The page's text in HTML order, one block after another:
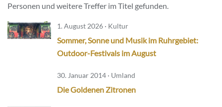
Personen und weitere Treffer im Titel gefunden.
1. August 2026 · Kultur
Sommer, Sonne und Musik im Ruhrgebiet:
Outdoor-Festivals im August
30. Januar 2014 · Umland
Die Goldenen Zitronen